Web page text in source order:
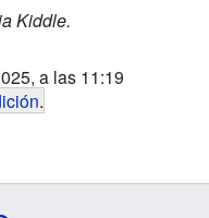
Kiddle.
a las 11:19
.